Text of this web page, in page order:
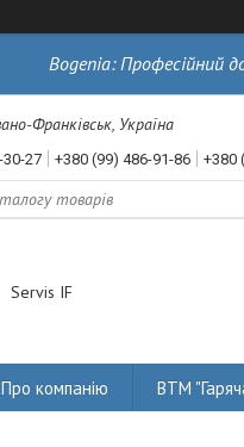
Bogenia: Професійний
Франківськ, Україна
30-27 +380 (99) 486-91-86 +380
Servis IF
Про компанію ВТМ